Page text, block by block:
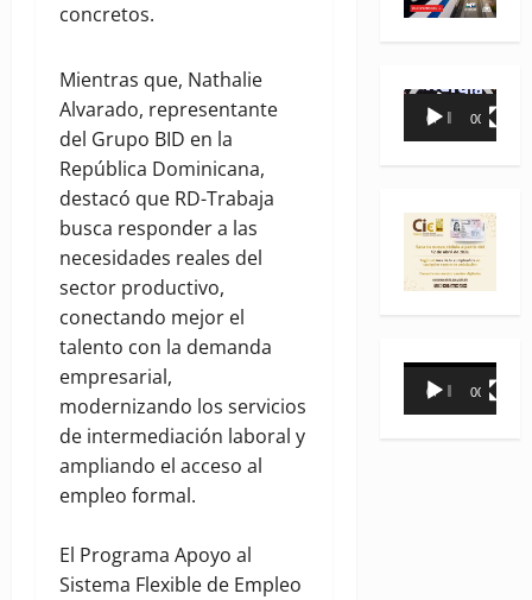
concretos.
Mientras que, Nathalie
Alvarado, representante
del Grupo BID en la
República Dominicana,
destacó que RD-Trabaja
busca responder a las
necesidades reales del
sector productivo,
conectando mejor el
talento con la demanda
empresarial,
modernizando los servicios
de intermediación laboral y
ampliando el acceso al
empleo formal.
El Programa Apoyo al
Sistema Flexible de Empleo
Reproductor
00:00 00:35
Reproductor
00:00 00:31